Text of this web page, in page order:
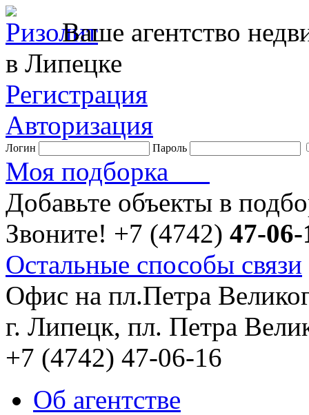
Ваше агентство
в Липецке
Регистрация
Авторизация
Логин Пароль
Моя подборка
Добавьте объекты в
Звоните! +7 (4742) 47-06-
Остальные способы связи
Офис на пл.Петра
г. Липецк, пл. Петра
+7 (4742) 47-06-16
Об агентстве